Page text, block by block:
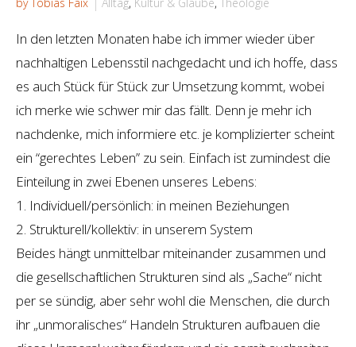
MEDIEN
LINKS
In den letzten Monaten habe ich immer wieder über
nachhaltigen Lebensstil nachgedacht und ich hoffe, dass
es auch Stück für Stück zur Umsetzung kommt, wobei
ich merke wie schwer mir das fällt. Denn je mehr ich
nachdenke, mich informiere etc. je komplizierter scheint
ein “gerechtes Leben” zu sein. Einfach ist zumindest die
Einteilung in zwei Ebenen unseres Lebens:
1. Individuell/persönlich: in meinen Beziehungen
2. Strukturell/kollektiv: in unserem System
Beides hängt unmittelbar miteinander zusammen und
die gesellschaftlichen Strukturen sind als „Sache“ nicht
per se sündig, aber sehr wohl die Menschen, die durch
ihr „unmoralisches“ Handeln Strukturen aufbauen die